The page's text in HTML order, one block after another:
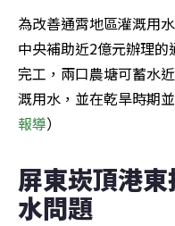
為改善通霄地區灌溉用
中央補助近2億元辦理
完工，兩口農塘可蓄水
溉用水，並在乾旱時期
報導）
屏東崁頂港
水問題